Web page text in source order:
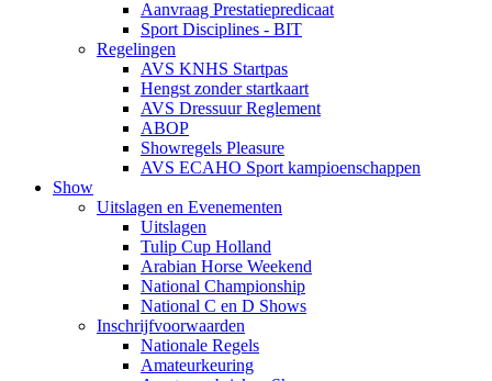
Aanvraag Prestatiepredicaat
Sport Disciplines - BIT
Regelingen
AVS KNHS Startpas
Hengst zonder startkaart
AVS Dressuur Reglement
ABOP
Showregels Pleasure
AVS ECAHO Sport kampioenschappen
Show
Uitslagen en Evenementen
Uitslagen
Tulip Cup Holland
Arabian Horse Weekend
National Championship
National C en D Shows
Inschrijfvoorwaarden
Nationale Regels
Amateurkeuring